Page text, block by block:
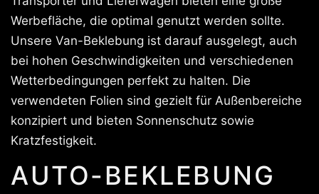
Werbefläche, die optimal genutzt werden sollte.
Unsere Van-Beklebung ist darauf ausgelegt, auch
bei hohen Geschwindigkeiten und verschiedenen
Wetterbedingungen perfekt zu halten. Die
verwendeten Folien sind gezielt für Außenbereiche
konzipiert und bieten Sonnenschutz sowie
Kratzfestigkeit.
AUTO-BEKLEBUNG